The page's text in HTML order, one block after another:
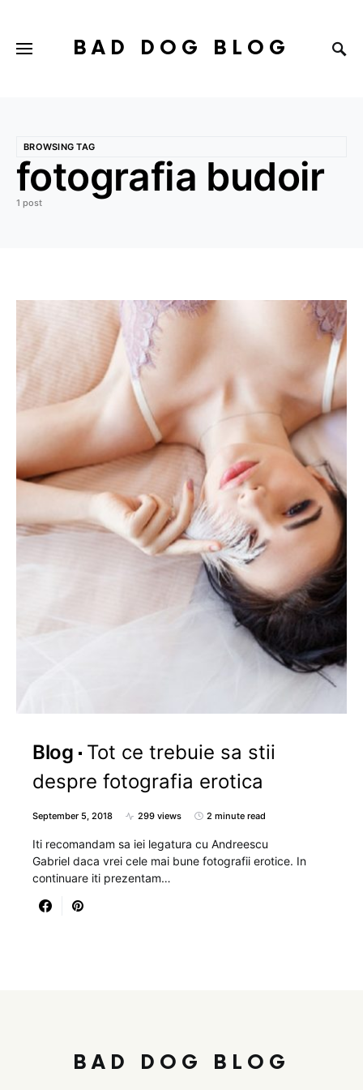
BAD DOG BLOG
BROWSING TAG
fotografia budoir
1 post
Blog
Tot ce trebuie sa stii
despre fotografia erotica
September 5, 2018 299 views 2 minute read
Iti recomandam sa iei legatura cu Andreescu
Gabriel daca vrei cele mai bune fotografii erotice. In
continuare iti prezentam…
BAD DOG BLOG